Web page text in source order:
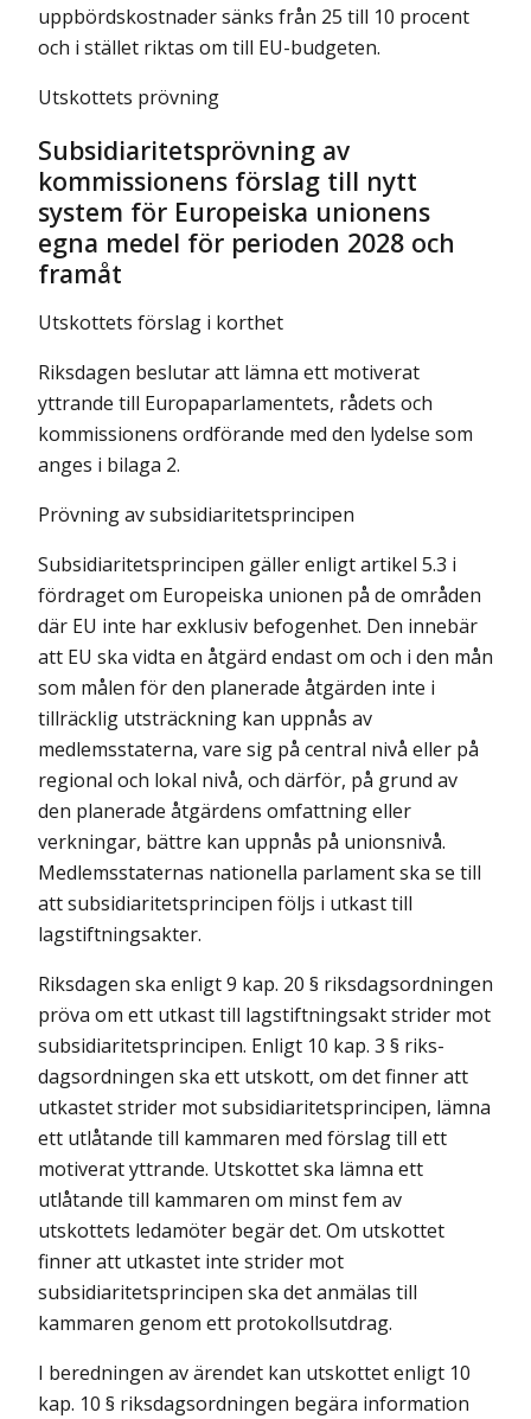
uppbördskostnader sänks från 25 till 10 procent
och i stället riktas om till EU-budgeten.
Utskottets prövning
Subsidiaritetsprövning av
kommissionens förslag till nytt
system för Europeiska unionens
egna medel för perioden 2028 och
framåt
Utskottets förslag i korthet
Riksdagen beslutar att lämna ett motiverat
yttrande till Europaparlamentets, rådets och
kommissionens ordförande med den lydelse som
anges i bilaga 2.
Prövning av subsidiaritetsprincipen
Subsidiaritetsprincipen gäller enligt artikel 5.3 i
fördraget om Europeiska unionen på de områden
där EU inte har exklusiv befogenhet. Den innebär
att EU ska vidta en åtgärd endast om och i den mån
som målen för den planerade åtgärden inte i
tillräcklig utsträckning kan uppnås av
medlemsstaterna, vare sig på central nivå eller på
regional och lokal nivå, och därför, på grund av
den planerade åtgärdens omfattning eller
verkningar, bättre kan uppnås på unionsnivå.
Medlemsstaternas nationella parlament ska se till
att subsidiarit­etsprincipen följs i utkast till
lagstiftningsakter.
Riksdagen ska enligt 9 kap. 20 § riksdagsordningen
pröva om ett utkast till lagstiftningsakt strider mot
subsidiaritetsprincipen. Enligt 10 kap. 3 § riks­
dagsordningen ska ett utskott, om det finner att
utkastet strider mot subsidiari­tetsprincipen, lämna
ett utlåtande till kammaren med förslag till ett
motiverat yttrande. Utskottet ska lämna ett
utlåtande till kammaren om minst fem av
utskottets ledamöter begär det. Om utskottet
finner att utkastet inte strider mot
subsidiaritetsprincipen ska det anmälas till
kammaren genom ett protokolls­utdrag.
I beredningen av ärendet kan utskottet enligt 10
kap. 10 § riksdags­ordningen begära information